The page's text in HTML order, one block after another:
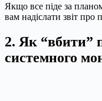
Якщо все піде за
вам надіслати звіт про
2. Як “вбити”
системного